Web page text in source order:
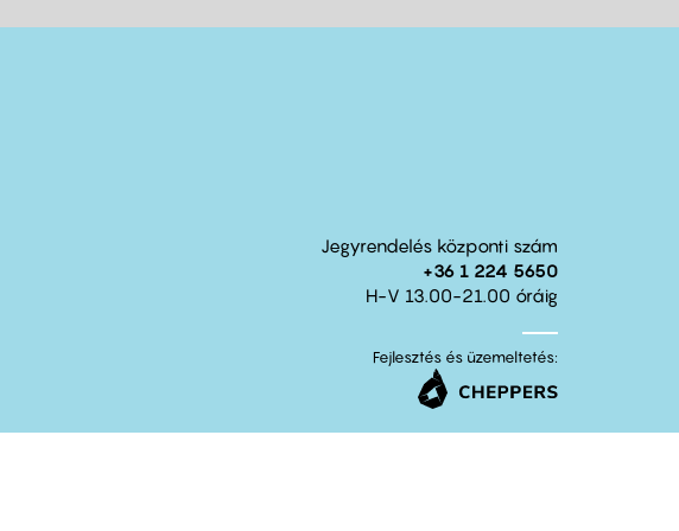
Jegyrendelés központi szám
+36 1 224 5650
H-V 13.00-21.00 óráig
Fejlesztés és üzemeltetés: